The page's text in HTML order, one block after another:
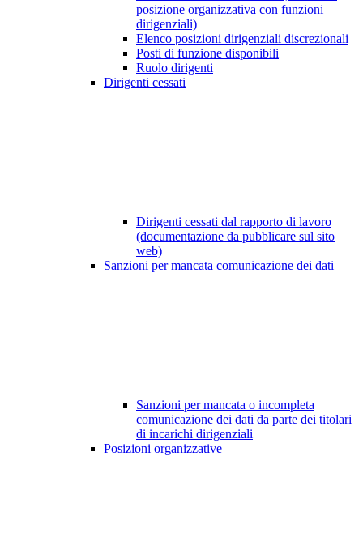
posizione organizzativa con funzioni
dirigenziali)
Elenco posizioni dirigenziali discrezionali
Posti di funzione disponibili
Ruolo dirigenti
Dirigenti cessati
Dirigenti cessati dal rapporto di lavoro
(documentazione da pubblicare sul sito
web)
Sanzioni per mancata comunicazione dei dati
Sanzioni per mancata o incompleta
comunicazione dei dati da parte dei titolari
di incarichi dirigenziali
Posizioni organizzative